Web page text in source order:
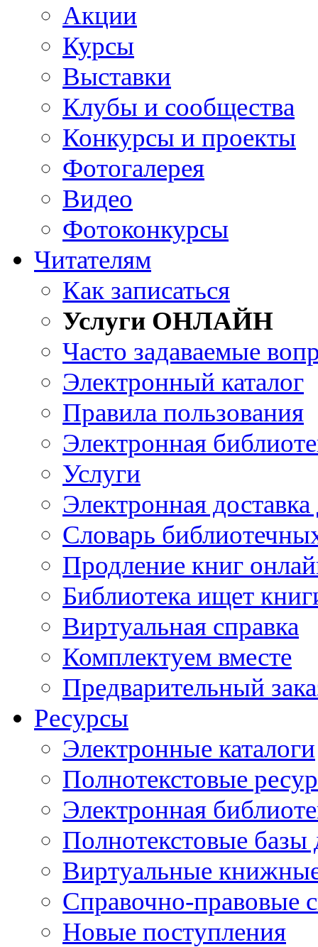
Акции
Курсы
Выставки
Клубы и сообщества
Конкурсы и проекты
Фотогалерея
Видео
Фотоконкурсы
Читателям
Как записаться
Услуги ОНЛАЙН
Часто задаваемые
Электронный каталог
Правила пользования
Электронная
Услуги
Электронная
Словарь
Продление книг
Библиотека ищет
Виртуальная справка
Комплектуем вместе
Предварительный
Ресурсы
Электронные каталоги
Полнотекстовые
Электронная
Полнотекстовые
Виртуальные
Справочно-правовые
Новые поступления